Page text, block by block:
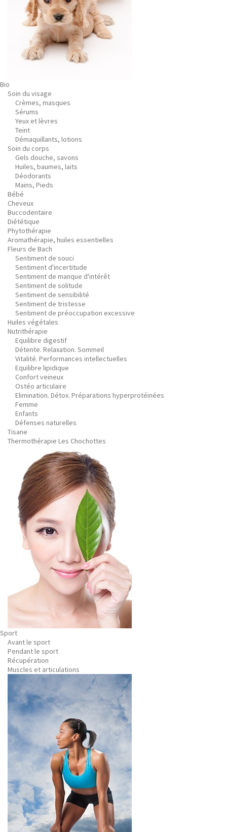
Bio
Soin du visage
Crèmes, masques
Sérums
Yeux et lèvres
Teint
Démaquillants, lotions
Soin du corps
Gels douche, savons
Huiles, baumes, laits
Déodorants
Mains, Pieds
Bébé
Cheveux
Buccodentaire
Diététique
Phytothérapie
Aromathérapie, huiles essentielles
Fleurs de Bach
Sentiment de souci
Sentiment d'incertitude
Sentiment de manque d'intérêt
Sentiment de solitude
Sentiment de sensibilité
Sentiment de tristesse
Sentiment de préoccupation excessive
Huiles végétales
Nutrithérapie
Equilibre digestif
Détente. Relaxation. Sommeil
Vitalité. Performances intellectuelles
Equilibre lipidique
Confort veineux
Ostéo articulaire
Elimination. Détox. Préparations hyperprotéinées
Femme
Enfants
Défenses naturelles
Tisane
Thermothérapie Les Chochottes
Sport
Avant le sport
Pendant le sport
Récupération
Muscles et articulations